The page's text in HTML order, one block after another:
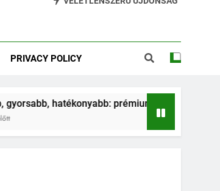
bike-ok 2026-ban
PRIVACY POLICY
hatékonyabb: prémium mountain bike-ok